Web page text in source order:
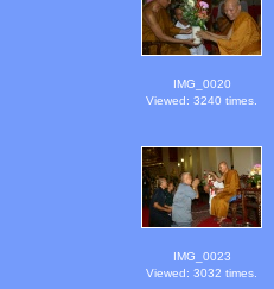
IMG_0020
Viewed: 3240 times.
IMG_0023
Viewed: 3032 times.